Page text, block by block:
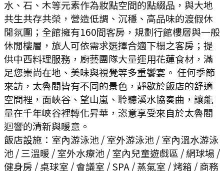
水、石、木等元素作為妝點空間的點綴品，與大地
共生共存共榮，營造低調、沉穩、高品味的渡假休
閒氛圍；全館擁有160間客房，規劃行館樓層與一般
休閒樓層，旅人可依需求選擇合適下榻之客房；提
供中西料理服務，廚藝團隊大量運用花蓮食材，滿
足您崇尚在地、美味與視覺等多重饗宴。 任何季節
來訪，太魯閣皆有不同的景色，靜歇於飯店的舒適
空間裡，面峽谷、望山嵐、聆聽溪水協奏曲，讓能
量在千年峽谷裡轉化昇華，恣意享受來自於太魯閣
迴響的清新與暖意。
飯店設施： 室內游泳池 / 室外游泳池 / 室內溫水游泳
池 / 三溫暖 / 室外水療池 / 室內兒童遊戲區 / 網球場 /
健身房 / 桌球室 / 會議室 / SPA / 蒸氣室 / 烤箱 / 商務